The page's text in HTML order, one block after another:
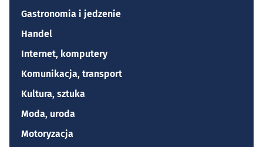
Gastronomia i jedzenie
Handel
Internet, komputery
Komunikacja, transport
Kultura, sztuka
Moda, uroda
Motoryzacja